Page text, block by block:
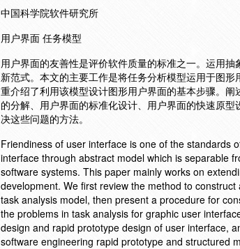
中国科学院软件研究所
用户界面 任务模型
用户界面的友善性是评价软件质量的标准之一。运用
新范式。本文的主要工作是将任务分析模型运用于图
重介绍了利用该模型设计图形用户界面的基本步骤。
的分解、用户界面的标准化设计、用户界面的快速原
决这些问题的方法。
Friendiness of user interface is one of the standards
interface through abstract model which is separable
software systems. This paper mainly works on
development. We first review the method to
task analysis model, then present a procedure for
the problems in task analysis for graphic user
design and rapid prototype design of user interface,
software engineering rapid prototype and structured